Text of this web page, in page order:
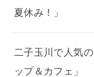
夏休み！」
二子玉川で人気
ップ＆カフェ」